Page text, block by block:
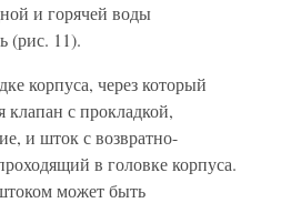
и горячей воды
(рис. 11).
корпуса, через который
клапан с прокладкой,
и шток с возвратно-
в головке корпуса.
может быть